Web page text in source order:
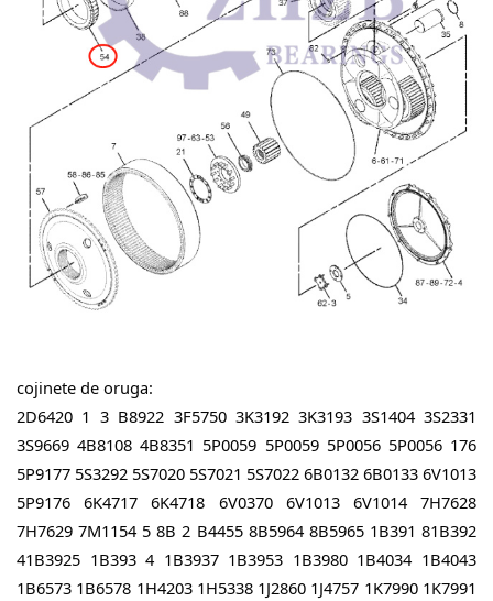
cojinete de oruga:
2D6420 1 3 B8922 3F5750 3K3192 3K3193 3S1404 3S2331
3S9669 4B8108 4B8351 5P0059 5P0059 5P0056 5P0056 176
5P9177 5S3292 5S7020 5S7021 5S7022 6B0132 6B0133 6V1013
5P9176 6K4717 6K4718 6V0370 6V1013 6V1014 7H7628
7H7629 7M1154 5 8B 2 B4455 8B5964 8B5965 1B391 81B392
41B3925 1B393 4 1B3937 1B3953 1B3980 1B4034 1B4043
1B6573 1B6578 1H4203 1H5338 1J2860 1J4757 1K7990 1K7991